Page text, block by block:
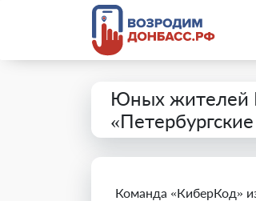
Юных жителей
Команда «КиберКод»